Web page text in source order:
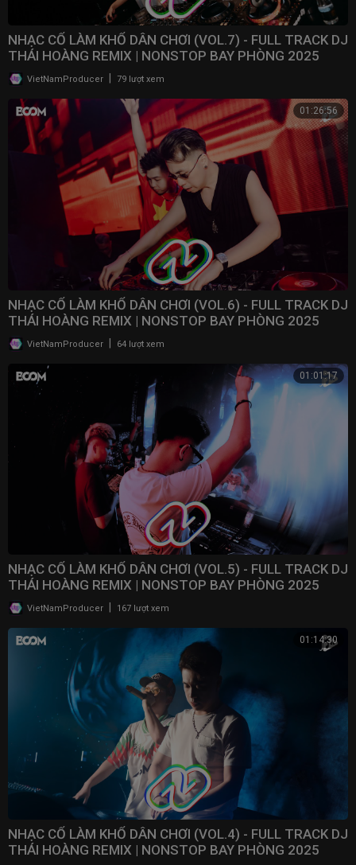
NHẠC CỔ LÀM KHỔ DÂN CHƠI (VOL.7) - FULL TRACK DJ
THÁI HOÀNG REMIX | NONSTOP BAY PHÒNG 2025
VietNamProducer 79 lượt xem
01:26:56
NHẠC CỔ LÀM KHỔ DÂN CHƠI (VOL.6) - FULL TRACK DJ
THÁI HOÀNG REMIX | NONSTOP BAY PHÒNG 2025
VietNamProducer | 64 lượt xem
01:01:17
NHẠC CỔ LÀM KHỔ DÂN CHƠI (VOL.5) - FULL TRACK DJ
THÁI HOÀNG REMIX | NONSTOP BAY PHÒNG 2025
VietNamProducer 167 lượt xem
01:14:30
NHẠC CỔ LÀM KHỔ DÂN CHƠI (VOL.4) - FULL TRACK DJ
THÁI HOÀNG REMIX | NONSTOP BAY PHÒNG 2025